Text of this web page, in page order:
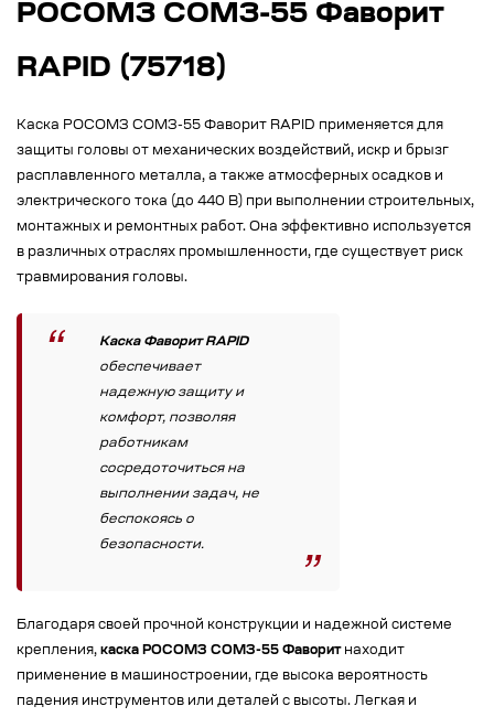
РОСОМЗ СОМЗ-55 Фаворит
RAPID (75718)
Каска РОСОМЗ СОМЗ-55 Фаворит RAPID применяется для
защиты головы от механических воздействий, искр и брызг
расплавленного металла, а также атмосферных осадков и
электрического тока (до 440 В) при выполнении строительных,
монтажных и ремонтных работ. Она эффективно используется
в различных отраслях промышленности, где существует риск
травмирования головы.
Каска Фаворит RAPID
обеспечивает
надежную защиту и
комфорт, позволяя
работникам
сосредоточиться на
выполнении задач, не
беспокоясь о
безопасности.
Благодаря своей прочной конструкции и надежной системе
крепления, каска РОСОМЗ СОМЗ-55 Фаворитнаходит
применение в машиностроении, где высока вероятность
падения инструментов или деталей с высоты. Легкая и